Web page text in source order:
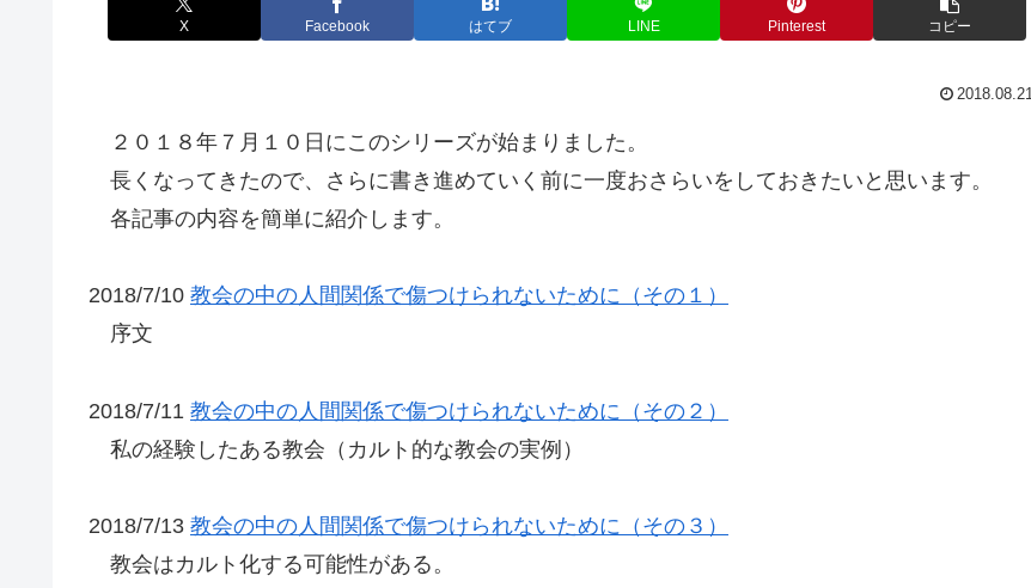
X Facebook はてブ LINE Pinterest コピー
2018.08.21
２０１８年７月１０日にこのシリーズが始まりました。
長くなってきたので、さらに書き進めていく前に一度おさらいをしておきたいと思います。
各記事の内容を簡単に紹介します。
2018/7/10 教会の中の人間関係で傷つけられないために（その１）
序文
2018/7/11 教会の中の人間関係で傷つけられないために（その２）
私の経験したある教会（カルト的な教会の実例）
2018/7/13 教会の中の人間関係で傷つけられないために（その３）
教会はカルト化する可能性がある。